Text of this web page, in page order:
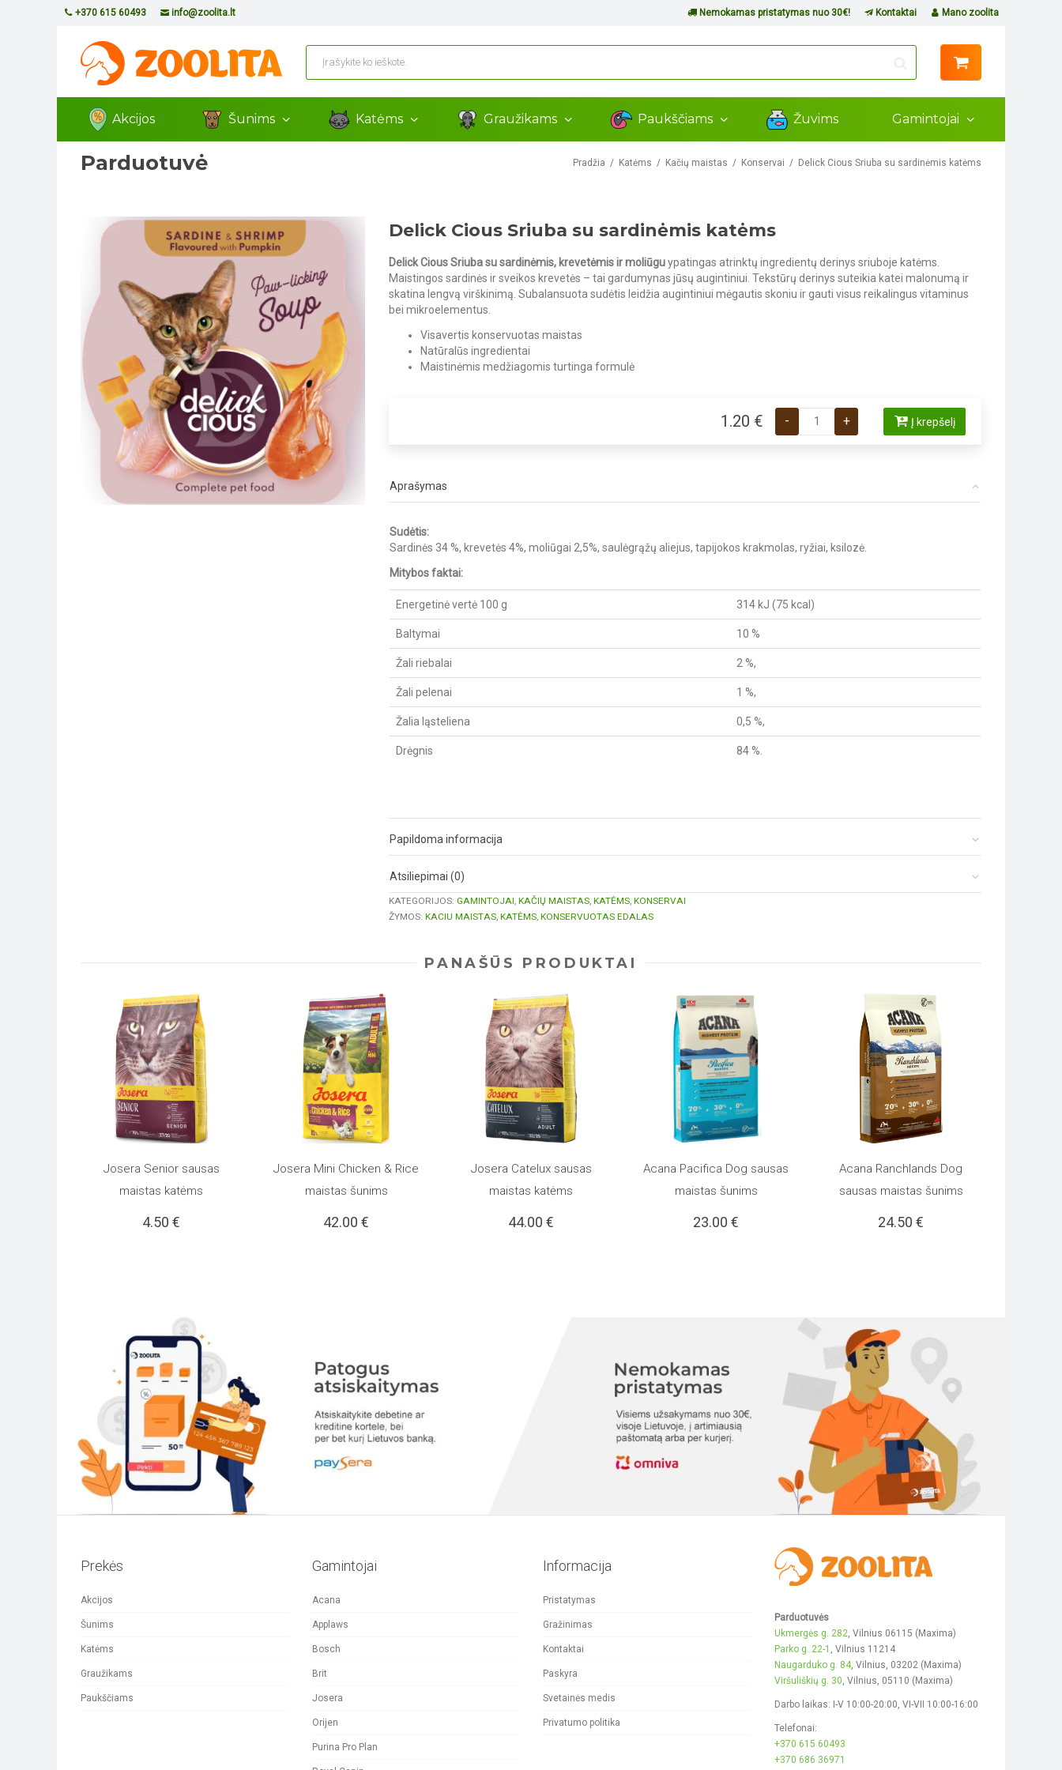
+370 615 60493 info@zoolita.lt Nemokamas pristatymas nuo 30€! Kontaktai Mano zoolita
Akcijos Šunims Katėms Graužikams Paukščiams Žuvims Gamintojai
Parduotuvė Pradžia Katėms Kačių maistas Konservai Delick Cious Sriuba su sardinėmis katėms
Delick Cious Sriuba su sardinėmis katėms
Delick Cious Sriuba su sardinėmis, krevetėmis ir moliūguypatingas atrinktų ingredientų derinys sriuboje katėms.
Maistingos sardinės ir sveikos krevetės – tai gardumynas jūsų augintiniui. Tekstūrų derinys suteikia katei malonumą ir
skatina lengvą virškinimą. Subalansuota sudėtis leidžia augintiniui mėgautis skoniu ir gauti visus reikalingus vitaminus
bei mikroelementus.
Visavertis konservuotas maistas
Natūralūs ingredientai
Maistinėmis medžiagomis turtinga formulė
1.20 € -
produkto kiekis: Delick Cious Sriuba su sardinėmis
+ Į krepšelį
Aprašymas
Sudėtis:
Sardinės 34 %, krevetės 4%, moliūgai 2,5%, saulėgrąžų aliejus, tapijokos krakmolas, ryžiai, ksilozė.
Mitybos faktai:
Energetinė vertė 100 g 314 kJ (75 kcal)
Baltymai 10 %
Žali riebalai 2 %,
Žali pelenai 1 %,
Žalia ląsteliena 0,5 %,
Drėgnis 84 %.
Papildoma informacija
Atsiliepimai (0)
KATEGORIJOS: GAMINTOJAI, KAČIŲ MAISTAS, KATĖMS, KONSERVAI
ŽYMOS: KACIU MAISTAS, KATĖMS, KONSERVUOTAS EDALAS
PANAŠŪS PRODUKTAI
PASIRINKTI SAVYBES This
The
options
may
be
chosen
Josera Senior sausas
maistas katėms
4.50 €
Į KREPŠELĮ
Josera Mini Chicken & Rice
maistas šunims
42.00 €
PASIRINKTI SAVYBES This
product
page
Josera Catelux sausas
maistas katėms
44.00 €
PASIRINKTI SAVYBES This
options
chosen
product
Acana Pacifica Dog sausas
maistas šunims
23.00 €
PASIRINKTI SAVYBES This
options
be
chosen
on
Acana Ranchlands Dog
sausas maistas šunims
24.50 €
Prekės
Akcijos
Šunims
Katėms
Graužikams
Paukščiams
Gamintojai
Acana
Applaws
Bosch
Brit
Josera
Orijen
Purina Pro Plan
Informacija
Pristatymas
Gražinimas
Kontaktai
Paskyra
Svetainės medis
Privatumo politika
Parduotuvės
Ukmergės g. 282 , Vilnius 06115 (Maxima)
Parko g. 22-1
, Vilnius 11214
Naugarduko g. 84, Vilnius, 03202 (Maxima)
Viršuliškių g. 30 , Vilnius, 05110 (Maxima)
Darbo laikas: I-V 10:00-20:00, VI-VII 10:00-16:00
Telefonai:
+370 615 60493
+370 686 36971